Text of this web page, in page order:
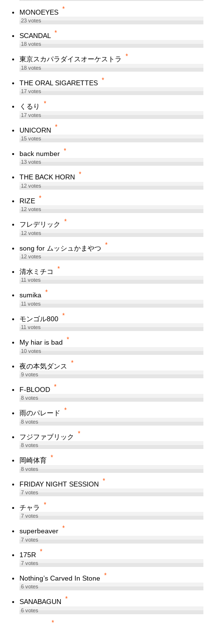
MONOEYES *
23votes
SCANDAL *
18votes
東京スカパラダイスオーケストラ *
18votes
THE ORAL SIGARETTES *
17votes
くるり *
17votes
UNICORN *
15votes
back number *
13votes
THE BACK HORN *
12votes
RIZE *
12votes
フレデリック *
12votes
song for ムッシュかまやつ *
12votes
清水ミチコ *
11votes
sumika *
11votes
モンゴル800 *
11votes
My hiar is bad *
10votes
夜の本気ダンス *
9votes
F-BLOOD *
8votes
雨のパレード *
8votes
フジファブリック *
8votes
岡崎体育 *
8votes
FRIDAY NIGHT SESSION *
7votes
チャラ *
7votes
superbeaver *
7votes
175R *
7votes
Nothing’s Carved In Stone *
6votes
SANABAGUN *
6votes